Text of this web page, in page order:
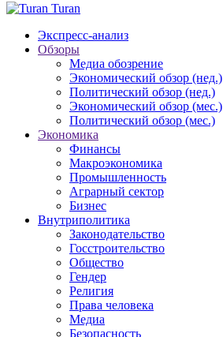
Turan
Экспресс-анализ
Обзоры
Медиа обозрение
Экономический обзор (нед.)
Политический обзор (нед.)
Экономический обзор (мес.)
Политический обзор (мес.)
Экономика
Финансы
Макроэкономика
Промышленность
Аграрный сектор
Бизнес
Внутриполитика
Законодательство
Госстроительство
Общество
Гендер
Религия
Права человека
Медиа
Безопасность